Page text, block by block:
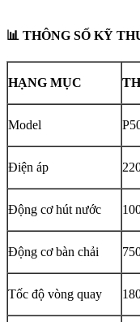
📊 THÔNG SỐ KỸ
HẠNG MỤC
Model
Điện áp
Động cơ hút nước
Động cơ bàn chải
Tốc độ vòng quay